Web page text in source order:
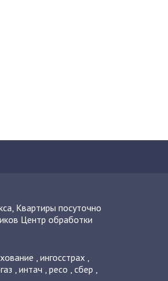
, Квартиры посуточно
Центр обработки
, ингосстрах,
, интач , ресо , сбер ,